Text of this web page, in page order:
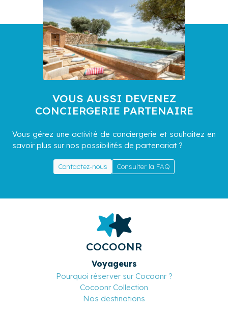
VOUS AUSSI DEVENEZ
CONCIERGERIE PARTENAIRE
Vous gérez une activité de conciergerie et souhaitez en
savoir plus sur nos possibilités de partenariat ?
Contactez-nous Consulter la FAQ
COCOONR
Voyageurs
Pourquoi réserver sur Cocoonr ?
Cocoonr Collection
Nos destinations